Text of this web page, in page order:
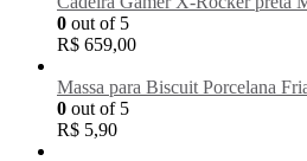
0 out of 5
R$ 659,00
Massa para Biscuit Porcelana
0 out of 5
R$ 5,90